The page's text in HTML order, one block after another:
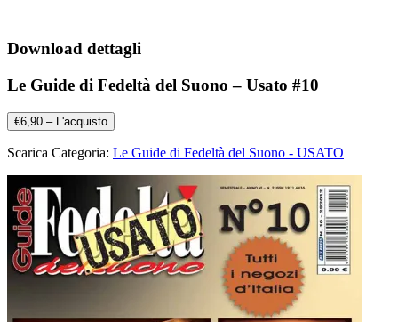
Download dettagli
Le Guide di Fedeltà del Suono – Usato #10
€6,90 – L'acquisto
Scarica Categoria: Le Guide di Fedeltà del Suono - USATO